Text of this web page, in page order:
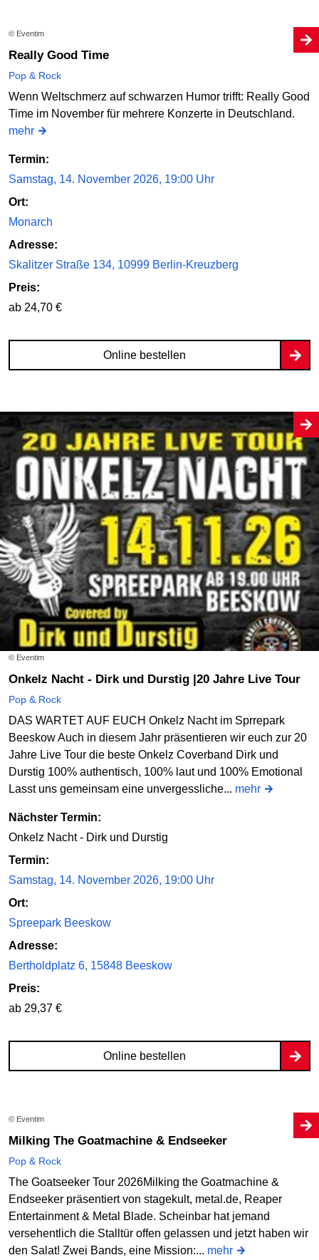
© Eventim
Really Good Time
Pop & Rock
Wenn Weltschmerz auf schwarzen Humor trifft: Really Good
Time im November für mehrere Konzerte in Deutschland.
mehr
Termin:
Samstag, 14. November 2026, 19:00 Uhr
Ort:
Monarch
Adresse:
Skalitzer Straße 134, 10999 Berlin-Kreuzberg
Preis:
ab 24,70 €
Online bestellen
© Eventim
Onkelz Nacht - Dirk und Durstig |20 Jahre Live Tour
Pop & Rock
DAS WARTET AUF EUCH Onkelz Nacht im Sprrepark
Beeskow Auch in diesem Jahr präsentieren wir euch zur 20
Jahre Live Tour die beste Onkelz Coverband Dirk und
Durstig 100% authentisch, 100% laut und 100% Emotional
Lasst uns gemeinsam eine unvergessliche... mehr
Nächster Termin:
Onkelz Nacht - Dirk und Durstig
Termin:
Samstag, 14. November 2026, 19:00 Uhr
Ort:
Spreepark Beeskow
Adresse:
Bertholdplatz 6, 15848 Beeskow
Preis:
ab 29,37 €
Online bestellen
© Eventim
Milking The Goatmachine & Endseeker
Pop & Rock
The Goatseeker Tour 2026Milking the Goatmachine &
Endseeker präsentiert von stagekult, metal.de, Reaper
Entertainment & Metal Blade. Scheinbar hat jemand
versehentlich die Stalltür offen gelassen und jetzt haben wir
den Salat! Zwei Bands, eine Mission:... mehr